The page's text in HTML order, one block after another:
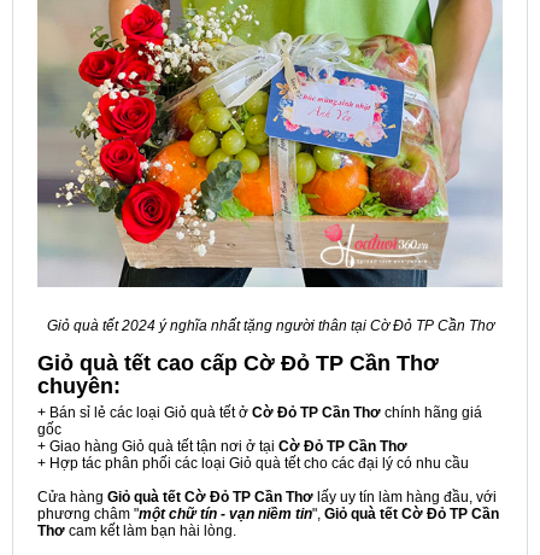
Giỏ quà tết 2024 ý nghĩa nhất tặng người thân tại Cờ Đỏ TP Cần Thơ
Giỏ quà tết cao cấp Cờ Đỏ TP Cần Thơ
chuyên:
+ Bán sỉ lẻ các loại Giỏ quà tết ở Cờ Đỏ TP Cần Thơ chính hãng giá
gốc
+ Giao hàng Giỏ quà tết tận nơi ở tại Cờ Đỏ TP Cần Thơ
+ Hợp tác phân phối các loại Giỏ quà tết cho các đại lý có nhu cầu
Cửa hàng Giỏ quà tết Cờ Đỏ TP Cần Thơ lấy uy tín làm hàng đầu, với
phương châm "một chữ tín - vạn niềm tin", Giỏ quà tết Cờ Đỏ TP Cần
Thơ cam kết làm bạn hài lòng.